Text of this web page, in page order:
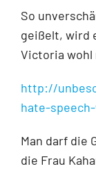
So
geißelt, wird
Victoria
http://
hate-
Man darf die
die Frau